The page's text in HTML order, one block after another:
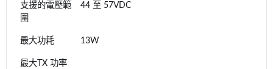
支援的電壓範
圍
44 至 57VDC
最大功耗 13W
最大TX 功率